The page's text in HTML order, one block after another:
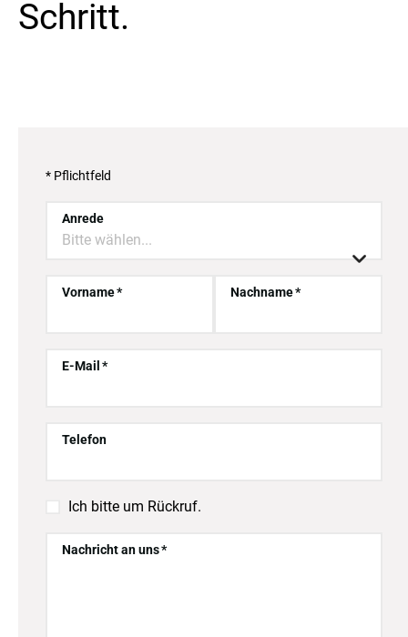
Schritt.
* Pflichtfeld
Anrede
Bitte wählen...

Vorname Nachname
E-Mail
Telefon
Ich bitte um Rückruf.
Nachricht an uns